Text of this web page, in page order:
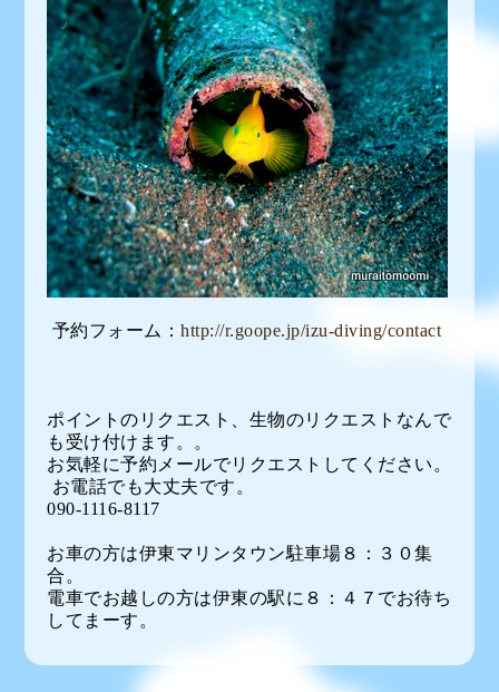
予約フォーム：http://r.goope.jp/izu-diving/contact
ポイントのリクエスト、生物のリクエストなんで
も受け付けます。。
お気軽に予約メールでリクエストしてください。
お電話でも大丈夫です。
090-1116-8117
お車の方は伊東マリンタウン駐車場８：３０集
合。
電車でお越しの方は伊東の駅に８：４７でお待ち
してまーす。